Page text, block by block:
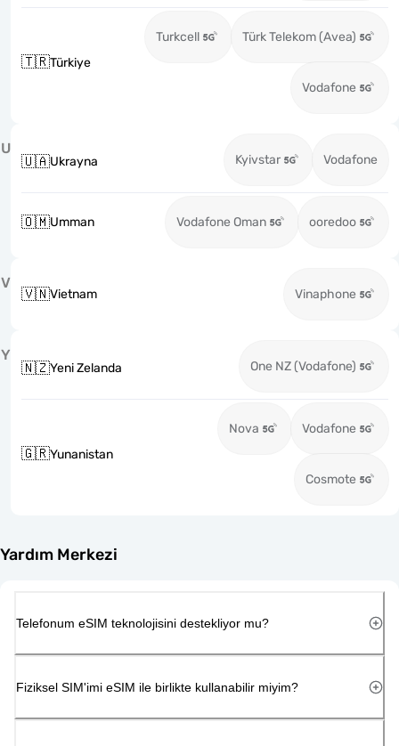
🇹🇷Türkiye
Turkcell Türk Telekom (Avea)
Vodafone
U
🇺🇦Ukrayna Kyivstar Vodafone
🇴🇲Umman Vodafone Oman ooredoo
V
🇻🇳Vietnam Vinaphone
Y
🇳🇿Yeni Zelanda One NZ (Vodafone)
🇬🇷Yunanistan
Nova Vodafone
Cosmote
Yardım Merkezi
Telefonum eSIM teknolojisini destekliyor mu?
Fiziksel SIM'imi eSIM ile birlikte kullanabilir miyim?